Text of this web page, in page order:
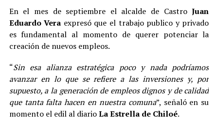
En el mes de septiembre el alcalde de CastroJuan
Eduardo Vera expresó que el trabajo publico y privado
es fundamental al momento de querer potenciar la
creación de nuevos empleos.
“Sin esa alianza estratégica poco y nada podríamos
avanzar en lo que se refiere a las inversiones y, por
supuesto, a la generación de empleos dignos y de calidad
que tanta falta hacen en nuestra comuna”, señaló en su
momento el edil al diarioLa Estrella de Chiloé.